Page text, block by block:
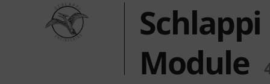
Module